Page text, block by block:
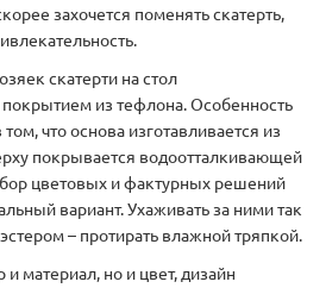
захочется поменять скатерть,
скатерти на стол
из тефлона. Особенность
что основа изготавливается из
покрывается водоотталкивающей
цветовых и фактурных решений
вариант. Ухаживать за ними так
– протирать влажной тряпкой.
материал, но и цвет, дизайн